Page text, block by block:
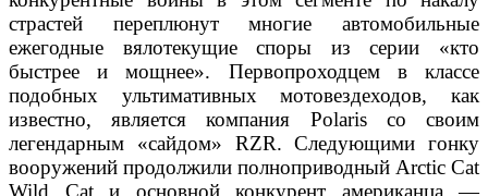
страстей переплюнут многие автомобильные
ежегодные вялотекущие споры из серии «кто
быстрее и мощнее». Первопроходцем в классе
подобных ультимативных мотовездеходов, как
известно, является компания Polaris со своим
легендарным «сайдом» RZR. Следующими гонку
вооружений продолжили полноприводный Arctic Cat
Wild Cat и основной конкурент американца —